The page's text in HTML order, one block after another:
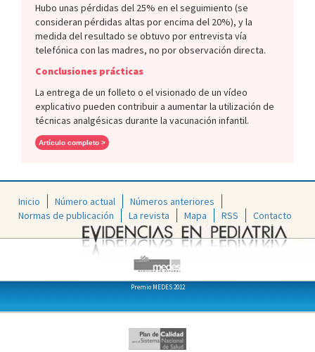
Hubo unas pérdidas del 25% en el seguimiento (se
consideran pérdidas altas por encima del 20%), y la
medida del resultado se obtuvo por entrevista vía
telefónica con las madres, no por observación directa.
Conclusiones prácticas
La entrega de un folleto o el visionado de un vídeo
explicativo pueden contribuir a aumentar la utilización de
técnicas analgésicas durante la vacunación infantil.
Artículo completo >
Inicio Número actual
Números anteriores
Normas de publicación
La revista Mapa RSS Contacto
Premio MEDES 2012